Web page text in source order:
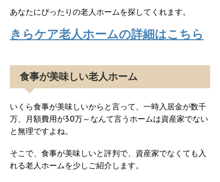
あなたにぴったりの老人ホームを探してくれます。
きらケア老人ホームの詳細はこちら
食事が美味しい老人ホーム
いくら食事が美味しいからと言って、一時入居金が数千
万、月額費用が30万～なんて言うホームは資産家でない
と無理ですよね。
そこで、食事が美味しいと評判で、資産家でなくても入
れる老人ホームを少しご紹介します。